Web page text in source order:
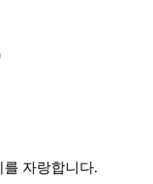
자랑합니다.